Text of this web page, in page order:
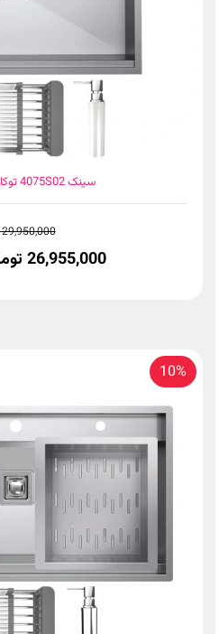
سینک 4075S02 توکار استیل میلان
29,950,000 تومان
26,955,000 تومان
10%